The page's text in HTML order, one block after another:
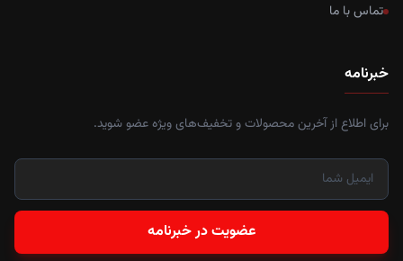
تماس با ما
خبرنامه
برای اطلاع از آخرین محصولات و تخفیف‌های ویژه عضو شوید.
عضویت در خبرنامه